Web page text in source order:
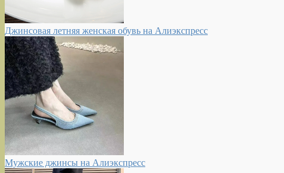
Джинсовая летняя женская обувь на Алиэкспресс
Мужские джинсы на Алиэкспресс